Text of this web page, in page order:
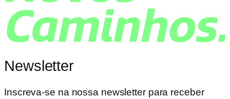
Newsletter
Inscreva-se na nossa newsletter para receber